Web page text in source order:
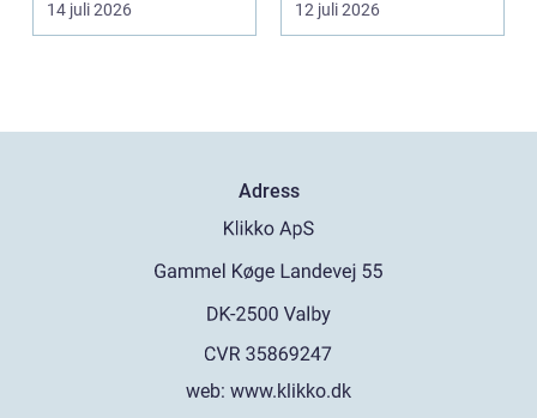
14 juli 2026
uppvärmningsko...
12 juli 2026
Adress
web: www.klikko.dk